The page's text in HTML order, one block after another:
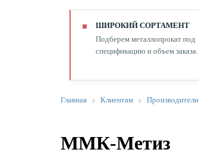
ШИРОКИЙ СОРТАМЕНТ
Подберем металлопрокат под
спецификацию и объем заказа.
Главная Клиентам Производители
ММК-Метиз